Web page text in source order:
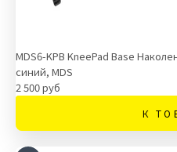
MDS6-KPB KneePad Base
синий, MDS
2 500 руб
К